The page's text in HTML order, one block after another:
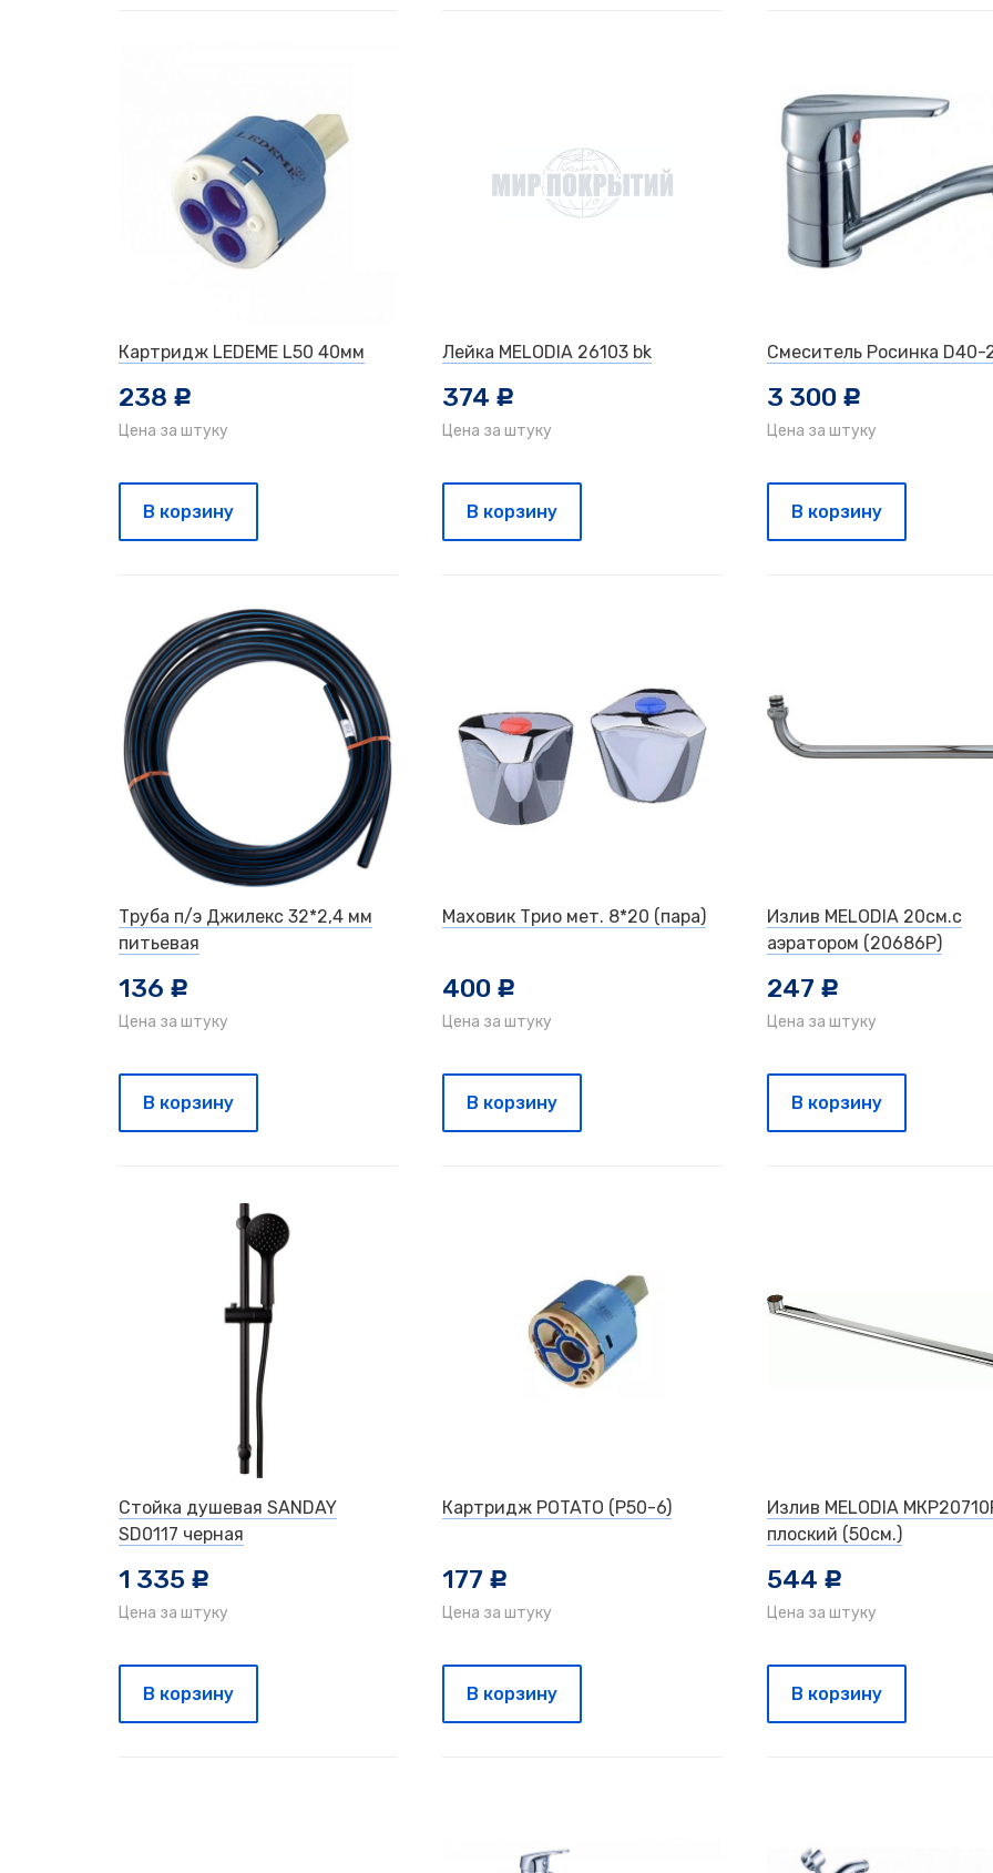
Картридж LEDEME L50 40мм
238 c
Цена за штуку
В корзину
Лейка MELODIA 26103 bk
374 c
Цена за штуку
В корзину
Смеситель Росинка D40-
3 300 c
Цена за штуку
В корзину
Труба п/э Джилекс 32*2,4 мм
питьевая
136 c
Цена за штуку
В корзину
Маховик Трио мет. 8*20 (пара)
400 c
Цена за штуку
В корзину
Излив MELODIA 20см.с
аэратором (20686Р)
247 c
Цена за штуку
В корзину
Стойка душевая SANDAY
SD0117 черная
1 335 c
Цена за штуку
В корзину
Картридж POTATO (P50-6)
177 c
Цена за штуку
В корзину
Излив MELODIA
плоский (50см.)
544 c
Цена за штуку
В корзину